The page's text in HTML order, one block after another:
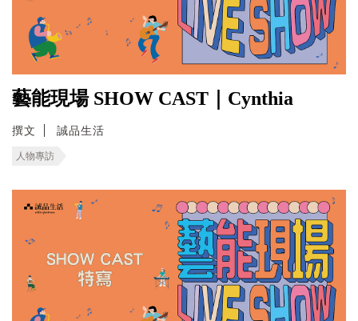
藝能現場 SHOW CAST｜Cynthia
撰文 誠品生活
人物專訪